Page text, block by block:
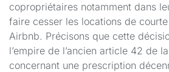
copropriétaires notamment dans
faire cesser les locations de
Airbnb. Précisons que cette
l’empire de l’ancien article 42 de
concernant une prescription